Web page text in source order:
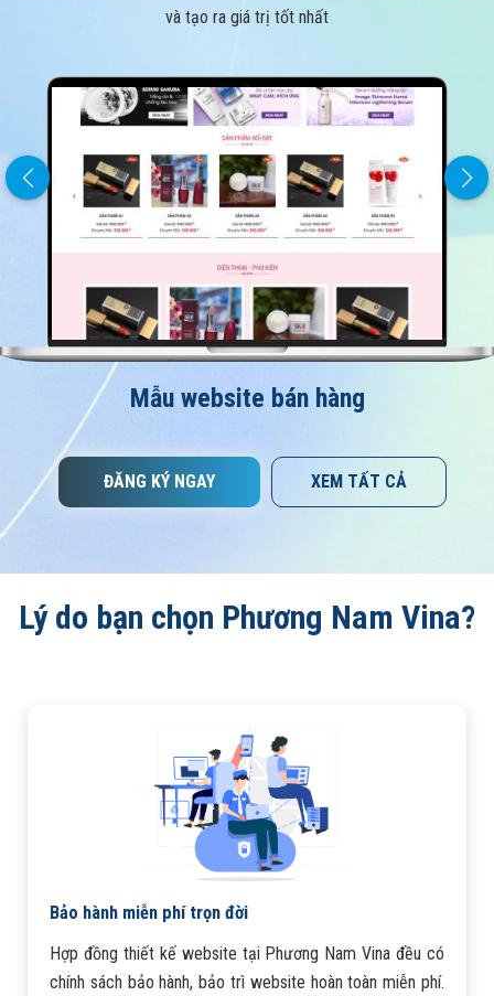
và tạo ra giá trị tốt nhất
Mẫu website bán hàng
ĐĂNG KÝ NGAY XEM TẤT CẢ
Lý do bạn chọn Phương Nam Vina?
Bảo hành miễn phí trọn đời
Hợp đồng thiết kế website tại Phương Nam Vina đều có
chính sách bảo hành, bảo trì website hoàn toàn miễn phí.